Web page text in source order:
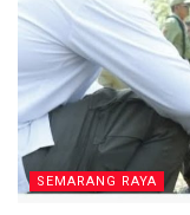
SEMARANG RAYA